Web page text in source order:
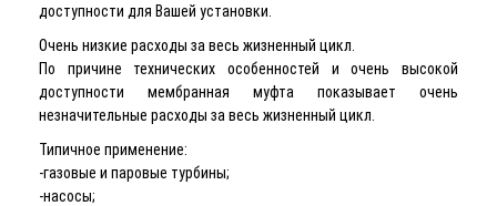
доступности для Вашей установки.
Очень низкие расходы за весь жизненный цикл.
По причине технических особенностей и очень высокой
доступности мембранная муфта показывает очень
незначительные расходы за весь жизненный цикл.
Типичное применение:
-газовые и паровые турбины;
-насосы;